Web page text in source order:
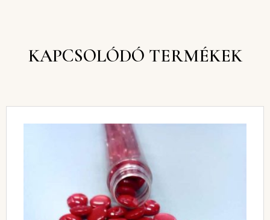
KAPCSOLÓDÓ TERMÉKEK